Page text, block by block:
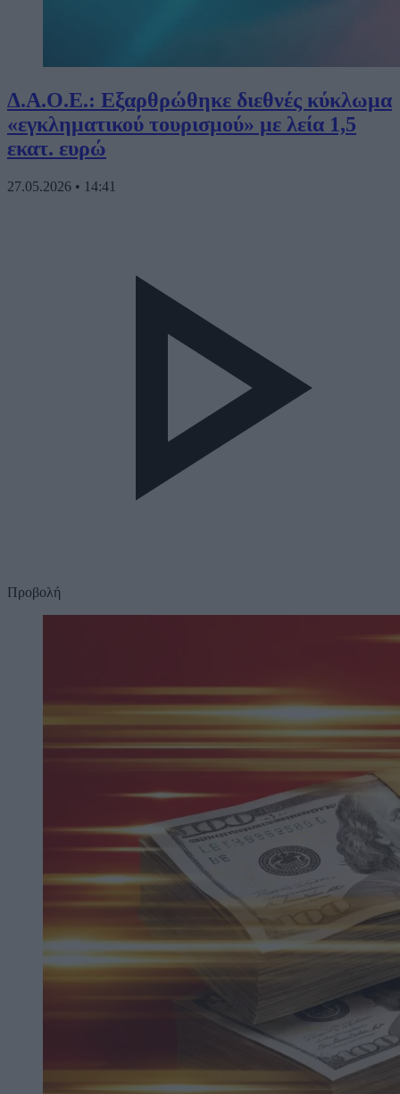
Δ.Α.Ο.Ε.: Εξαρθρώθηκε διεθνές κύκλωμα
«εγκληματικού τουρισμού» με λεία 1,5
εκατ. ευρώ
27.05.2026 • 14:41
Προβολή